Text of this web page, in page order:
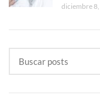
diciembre